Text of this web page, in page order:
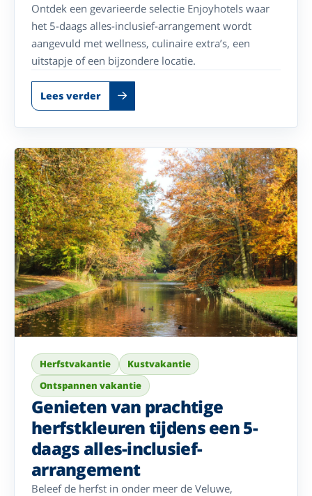
Ontdek een gevarieerde selectie Enjoyhotels waar
het 5-daags alles-inclusief-arrangement wordt
aangevuld met wellness, culinaire extra’s, een
uitstapje of een bijzondere locatie.
Lees verder
Herfstvakantie
Kustvakantie
Ontspannen vakantie
Genieten van prachtige
herfstkleuren tijdens een 5-
daags alles-inclusief-
arrangement
Beleef de herfst in onder meer de Veluwe,